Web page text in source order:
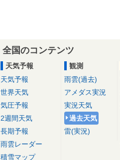
全国のコンテンツ
天気予報
天気予報
世界天気
気圧予報
2週間天気
長期予報
雨雲レーダー
積雪マップ
観測
雨雲(過去)
アメダス実況
実況天気
過去天気
雷(実況)